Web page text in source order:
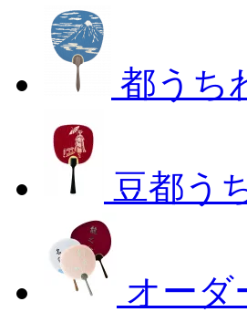
都うち
豆都う
オーダ